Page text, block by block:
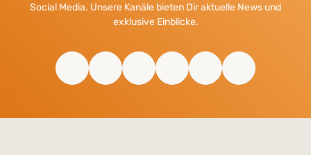
Social Media. Unsere Kanäle bieten Dir aktuelle News und
exklusive Einblicke.